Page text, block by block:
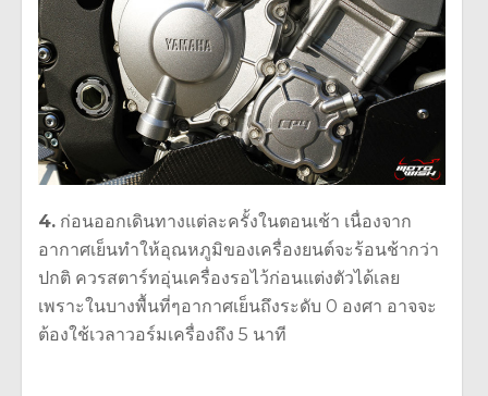
4. ก่อนออกเดินทางแต่ละครั้งในตอนเช้า เนื่องจาก
อากาศเย็นทำให้อุณหภูมิของเครื่องยนต์จะร้อนช้ากว่า
ปกติ ควรสตาร์ทอุ่นเครื่องรอไว้ก่อนแต่งตัวได้เลย
เพราะในบางพื้นที่ๆอากาศเย็นถึงระดับ 0 องศา อาจจะ
ต้องใช้เวลาวอร์มเครื่องถึง 5 นาที